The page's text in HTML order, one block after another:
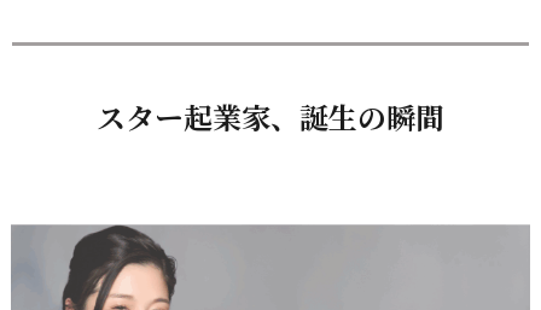
スター起業家、誕生の瞬間